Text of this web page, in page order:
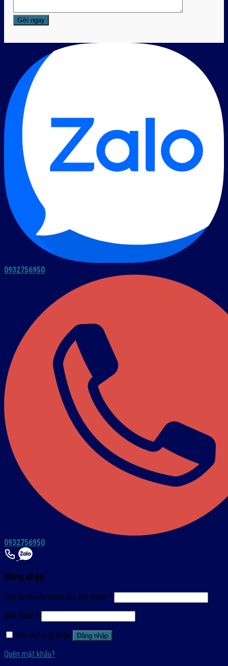
0932756950
0932756950
Đăng nhập
Tên tài khoản hoặc địa chỉ email *
Mật khẩu *
Ghi nhớ mật khẩu
Đăng nhập
Quên mật khẩu?